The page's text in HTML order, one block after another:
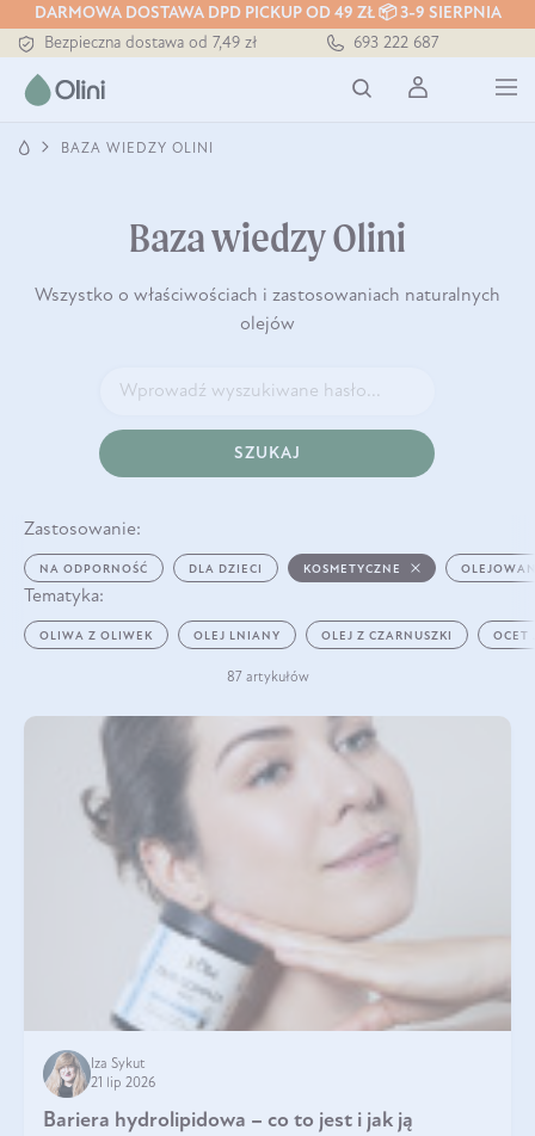
DARMOWA DOSTAWA DPD PICKUP OD 49 ZŁ 📦 3-9 SIERPNIA
Bezpieczna dostawa od 7,49 zł
Darmowa dostawa od 199 zł
Tłoczony zawsze na zimno
693 222 687
BAZA WIEDZY OLINI
Baza wiedzy Olini
Wszystko o właściwościach i zastosowaniach naturalnych
olejów
SZUKAJ
Zastosowanie:
NA ODPORNOŚĆ DLA DZIECI KOSMETYCZNE
Tematyka:
OLIWA Z OLIWEK OLEJ LNIANY OLEJ Z CZARNUSZKI OCET
87 artykułów
Iza Sykut
21 lip 2026
Bariera hydrolipidowa – co to jest i jak ją